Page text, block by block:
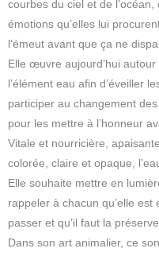
courbes du ciel et de
émotions qu’elles lui
l’émeut avant que ça ne
Elle œuvre aujourd’hui
l’élément eau afin d’éveiller
participer au changement
pour les mettre à l’honneur
Vitale et nourricière,
colorée, claire et opaque,
Elle souhaite mettre en
rappeler à chacun qu’elle est
passer et qu’il faut la
Dans son art animalier, ce